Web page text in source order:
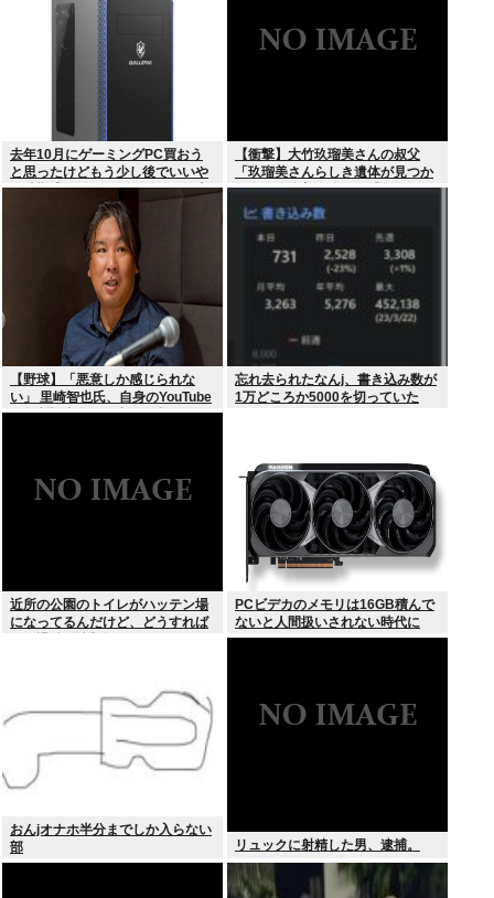
去年10月にゲーミングPC買おう
と思ったけどもう少し後でいいや
で時期逃したらうなぎ登りに値上
がりしていった
【衝撃】大竹玖瑠美さんの叔父
「玖瑠美さんらしき遺体が見つか
った」玖瑠美さんの母「ギャー
！！ 」
【野球】「悪意しか感じられな
い」 里崎智也氏、自身のYouTube
の無断記事化へ物申す… 語るメデ
忘れ去られたなんj、書き込み数が
1万どころか5000を切っていた
近所の公園のトイレがハッテン場
になってるんだけど、どうすれば
PCビデカのメモリは16GB積んで
ないと人間扱いされない時代に
おんjオナホ半分までしか入らない
部
リュックに射精した男、逮捕。